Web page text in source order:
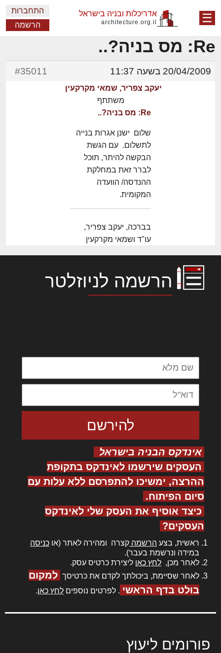
☰ אדריכלות ובניה בישראל
architecture.org.il
התחברות
הרשמה
Re: מס בניה?..
20/04/2009 בשעה 11:37 #35011
יעקב צפריר, שמאי מקרקעין
משתתף
Re: מס בניה?..
שלום ישנן אגרות בנייה
לתשלום. עם הגשת
הבקשה להיתר, תוכל
לברר זאת במחלקת
ההנדסה/ הוועדה
המקומית.
בברכה, יעקב צפריר,
עו"ד ושמאי מקרקעין
הרשמה לניוזלטר
אינדקס הבניה בישראל
העסקים שירשמו לאינדקס בתקופת
ההרצה, ימשיכו להתפרסם ללא עלות עם
סיום הפיתוח.
כיצד אוסיף את העסק שלי לאינדקס
העסקים?
ראשית, בצע הרשמה קצרה ומהירה לאתר (או כניסה
במידה ונרשמת בעבר).
לאחר מכן, לחץ כאן ליצירת כרטיס עסק.
לאחר שסיימת, ביכולתך לקדם את כרטיסך למקום
בולט בדף הראשי . לפרטים נוספים לחץ כאן.
פורומים ליעוץ